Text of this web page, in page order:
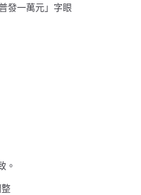
發一萬元」字眼
。